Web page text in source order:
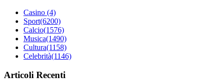
Casino (4)
Sport(6200)
Calcio(1576)
Musica(1490)
Cultura(1158)
Celebrità(1146)
Articoli Recenti